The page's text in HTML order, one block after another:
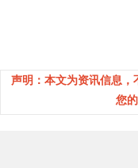
声明：本文为资讯信息
您